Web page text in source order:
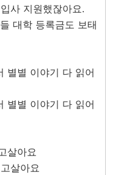
사 지원했잖아요.
대학 등록금도 보태
별별 이야기 다 읽어
별별 이야기 다 읽어
살아요
살아요